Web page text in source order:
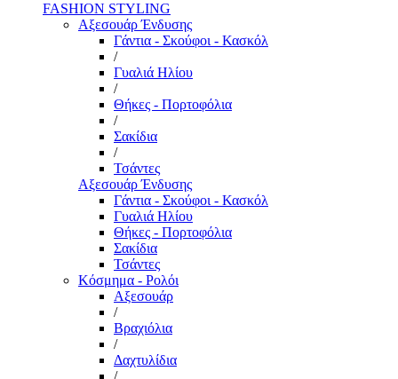
FASHION STYLING
Αξεσουάρ Ένδυσης
Γάντια - Σκούφοι - Κασκόλ
/
Γυαλιά Ηλίου
/
Θήκες - Πορτοφόλια
/
Σακίδια
/
Τσάντες
Αξεσουάρ Ένδυσης
Γάντια - Σκούφοι - Κασκόλ
Γυαλιά Ηλίου
Θήκες - Πορτοφόλια
Σακίδια
Τσάντες
Κόσμημα - Ρολόι
Αξεσουάρ
/
Βραχιόλια
/
Δαχτυλίδια
/